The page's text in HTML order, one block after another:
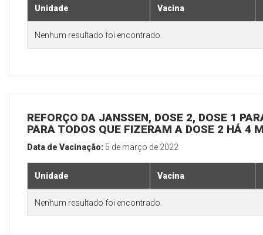
Unidade Vacina
Nenhum resultado foi encontrado.
REFORÇO DA JANSSEN, DOSE 2, DOSE 1
PARA TODOS QUE FIZERAM A DOSE 2 HÁ 4
Data de Vacinação: 5 de março de 2022
Unidade Vacina
Nenhum resultado foi encontrado.